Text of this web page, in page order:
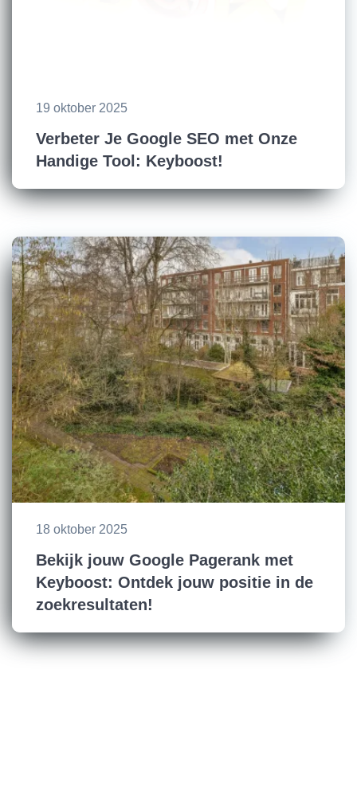
19 oktober 2025
Verbeter Je Google SEO met Onze
Handige Tool: Keyboost!
18 oktober 2025
Bekijk jouw Google Pagerank met
Keyboost: Ontdek jouw positie in de
zoekresultaten!